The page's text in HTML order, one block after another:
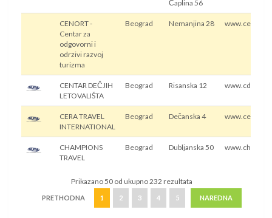
Čaplina 56
CENORT -
Centar za
odgovorni i
odrzivi razvoj
turizma
Beograd Nemanjina 28
CENTAR DEČJIH
LETOVALIŠTA
Beograd Risanska 12 www.cdlbgd.rs
CERA TRAVEL
INTERNATIONAL
Beograd Dečanska 4
CHAMPIONS
TRAVEL
Beograd Dubljanska 50
Prikazano 50 od ukupno 232 rezultata
PRETHODNA 1 2 3 4 5 NAREDNA